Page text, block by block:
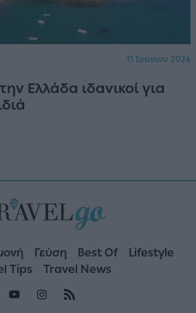
11 Ιουνίου 2026
Ελλάδα ιδανικοί για
Γεύση Best Of
Lifestyle
Tips
Travel News